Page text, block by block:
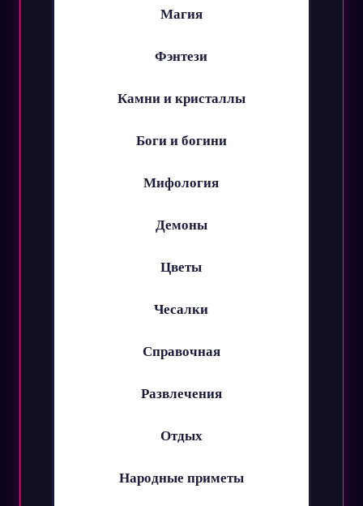
Магия
Фэнтези
Камни и кристаллы
Боги и богини
Мифология
Демоны
Цветы
Чесалки
Справочная
Развлечения
Отдых
Народные приметы